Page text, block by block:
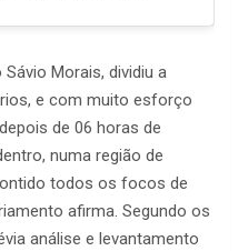
Morais, dividiu a
e com muito esforço
de 06 horas de
numa região de
todos os focos de
afirma. Segundo os
análise e levantamento